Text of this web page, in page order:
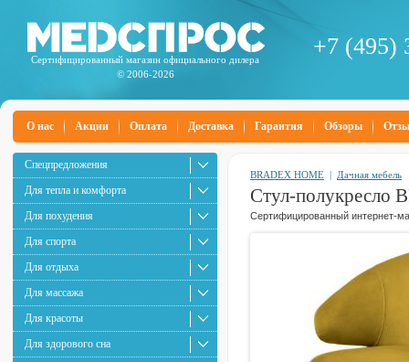
Сертифицированный магазин официального дилера
© 2006-2026
+7 (495)
О нас Акции Оплата Доставка Гарантия Обзоры
Спецпредложения
Для тепла и комфорта
Для похудения
Для спорта
Для отдыха
Для массажа
Для красоты
Для здорового сна
BRADEX HOME | Дачная мебель
Стул-полукресло
Сертифицированный интернет-